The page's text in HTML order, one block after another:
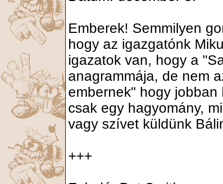
Emberek! Semmilyen
hogy az igazgatónk
igazatok van, hogy a
anagrammája, de nem
embernek" hogy
csak egy hagyomány,
vagy szívet küldünk
+++